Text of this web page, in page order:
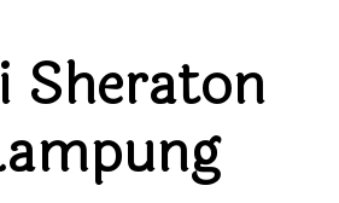
Sheraton